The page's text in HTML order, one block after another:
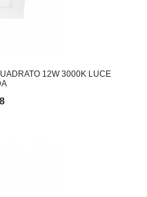
12W 3000K LUCE